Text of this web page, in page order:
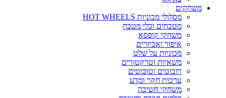
משחקים
מסלולי מכוניות HOT WHEELS
מטבחים וכלי מטבח
משחקי קופסא
איפור ואביזרים
מכוניות על שלט
משאיות וטרקטורים
רובוטים וטובוטים
ערכות חקר ומדע
משחקי חשיבה